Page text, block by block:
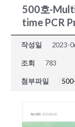
500호-
time PCR
작성일 2023-
조회 783
첨부파일